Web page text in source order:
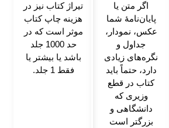
اگر متن یا
پایان‌نامۀ شما
عکس، نمودار،
جداول و
نگره‌های زیادی
دارد، حتماً باید
کتاب در قطع
وزیری که
دانشگاهی و
بزرگتر است
تیراژ کتاب نیز در
هزینه چاپ کتاب
موثر است که در
حد 1000 جلد
باشد یا بیشتر یا
فقط 1 جلد.